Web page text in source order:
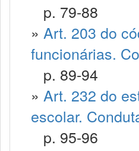
p. 79-88
» Art. 203 do
funcionárias.
p. 89-94
» Art. 232 do
escolar.
p. 95-96